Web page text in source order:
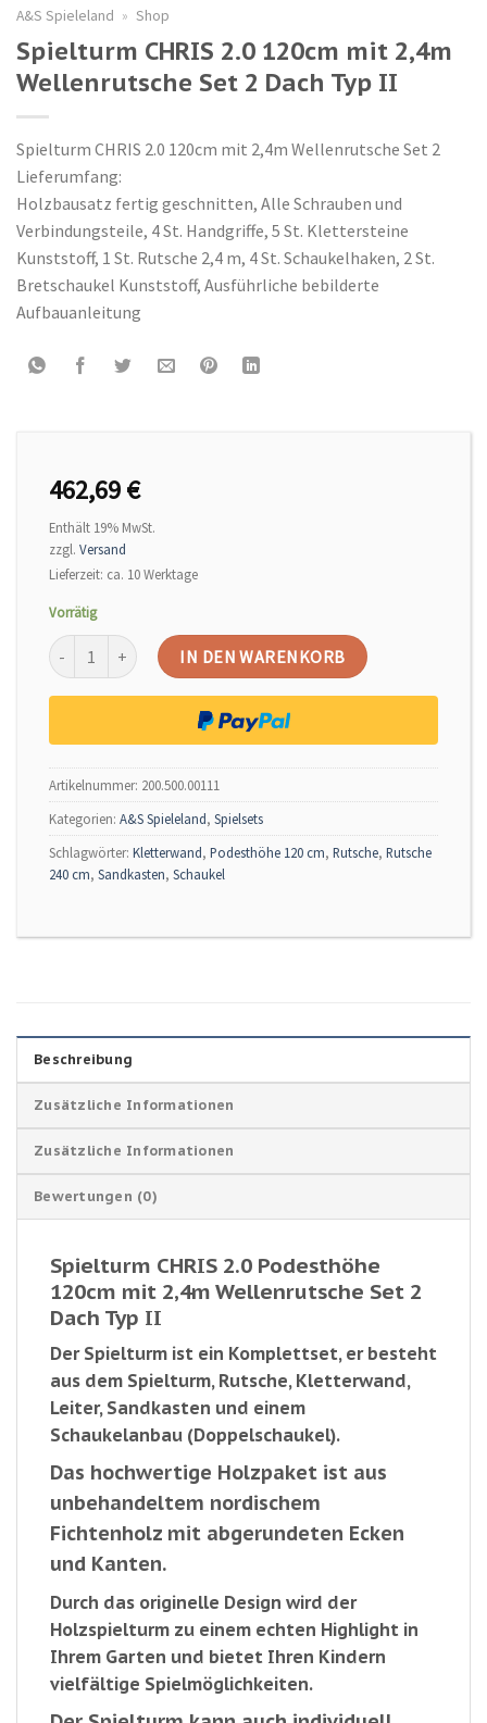
A&S Spieleland » Shop
Spielturm CHRIS 2.0 120cm mit 2,4m
Wellenrutsche Set 2 Dach Typ II
Spielturm CHRIS 2.0 120cm mit 2,4m Wellenrutsche Set 2
Lieferumfang:
Holzbausatz fertig geschnitten, Alle Schrauben und
Verbindungsteile, 4 St. Handgriffe, 5 St. Klettersteine
Kunststoff, 1 St. Rutsche 2,4 m, 4 St. Schaukelhaken, 2 St.
Bretschaukel Kunststoff, Ausführliche bebilderte
Aufbauanleitung
462,69€
Enthält 19% MwSt.
zzgl. Versand
Lieferzeit: ca. 10 Werktage
Vorrätig
Spielturm CHRIS 2.0 120cm mit 2,4m Wellenrutsche Set 2 Dach Typ
IN DEN WARENKORB
Artikelnummer: 200.500.00111
Kategorien: A&S Spieleland, Spielsets
Schlagwörter: Kletterwand, Podesthöhe 120 cm, Rutsche, Rutsche
240 cm, Sandkasten, Schaukel
Beschreibung
Zusätzliche Informationen
Zusätzliche Informationen
Bewertungen (0)
Spielturm CHRIS 2.0 Podesthöhe
120cm mit 2,4m Wellenrutsche Set 2
Dach Typ II
Der Spielturm ist ein Komplettset, er besteht
aus dem Spielturm, Rutsche, Kletterwand,
Leiter, Sandkasten und einem
Schaukelanbau (Doppelschaukel).
Das hochwertige Holzpaket ist aus
unbehandeltem nordischem
Fichtenholz mit abgerundeten Ecken
und Kanten.
Durch das originelle Design wird der
Holzspielturm zu einem echten Highlight in
Ihrem Garten und bietet Ihren Kindern
vielfältige Spielmöglichkeiten.